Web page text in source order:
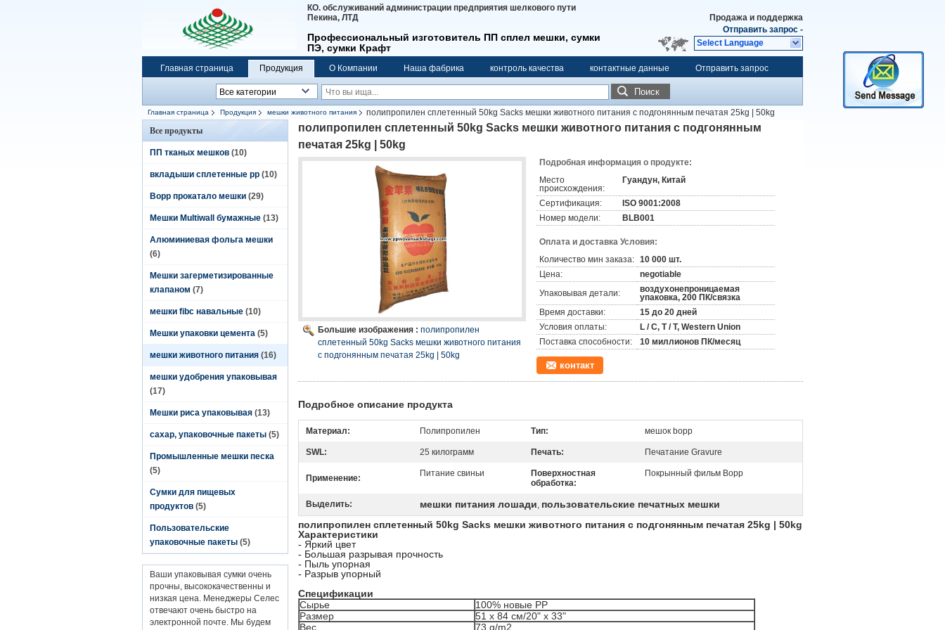
КО. обслуживаний администрации предприятия шелкового пути
Пекина, ЛТД
Профессиональный изготовитель ПП сплел мешки, сумки
ПЭ, сумки Крафт
Продажа и поддержка
Отправить запрос -
Select Language
Главная страница Продукция О Компании Наша фабрика контроль качества контактные данные Отправить запрос
Поиск
Главная страница Продукция мешки животного питания
полипропилен сплетенный 50kg Sacks мешки животного питания с подгонянным печатая 25kg | 50kg
Все продукты
ПП тканых мешков (10)
вкладыши сплетенные pp (10)
Bopp прокатало мешки (29)
Мешки Multiwall бумажные (13)
Алюминиевая фольга мешки
(6)
Мешки загерметизированные
клапаном (7)
мешки fibc навальные (10)
Мешки упаковки цемента (5)
мешки животного питания (16)
мешки удобрения упаковывая
(17)
Мешки риса упаковывая (13)
сахар, упаковочные пакеты (5)
Промышленные мешки песка
(5)
Сумки для пищевых
продуктов (5)
Пользовательские
упаковочные пакеты (5)
Ваши упаковывая сумки очень
прочны, высококачественны и
низкая цена. Менеджеры Селес
отвечают очень быстро на
электронной почте. Мы будем
полипропилен сплетенный 50kg Sacks мешки животного питания с подгонянным
печатая 25kg | 50kg
Большие изображения : полипропилен
сплетенный 50kg Sacks мешки животного питания
с подгонянным печатая 25kg | 50kg
Подробная информация о продукте:
Место
происхождения:
Гуандун, Китай
Сертификация:
ISO 9001:2008
Номер модели:
BLB001
Оплата и доставка Условия:
Количество мин заказа: 10 000 шт.
Цена:
negotiable
Упаковывая детали:
воздухонепроницаемая
упаковка, 200 ПК/связка
Время доставки:
15 до 20 дней
Условия оплаты:
L / C, T / T, Western Union
Поставка способности:
10 миллионов ПК/месяц
контакт
Подробное описание продукта
Материал: Полипропилен Тип: мешок bopp
SWL: 25 килограмм Печать: Печатание Gravure
Применение: Питание свиньи
Поверхностная
обработка:
Покрынный фильм Bopp
Выделить: мешки питания лошади, пользовательские печатных мешки
полипропилен сплетенный 50kg Sacks мешки животного питания с подгонянным печатая 25kg | 50kg
Характеристики
- Яркий цвет
- Большая разрывая прочность
- Пыль упорная
- Разрыв упорный
Спецификации
Сырье
100% новые PP
Размер
51 x 84 см/20" x 33"
Вес
73 g/m2